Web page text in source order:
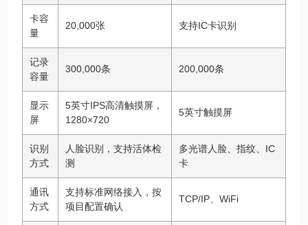
卡容
量
20,000张 支持IC卡识别
记录
容量
300,000条 200,000条
显示
屏
5英寸IPS高清触摸屏，
1280×720
5英寸触摸屏
识别
方式
人脸识别，支持活体检
测
多光谱人脸、指纹、IC
卡
通讯
方式
支持标准网络接入，按
项目配置确认
TCP/IP、WiFi